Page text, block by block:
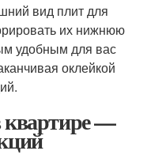
вид плит для
их нижнюю
удобным для вас
оклейкой
квартире —